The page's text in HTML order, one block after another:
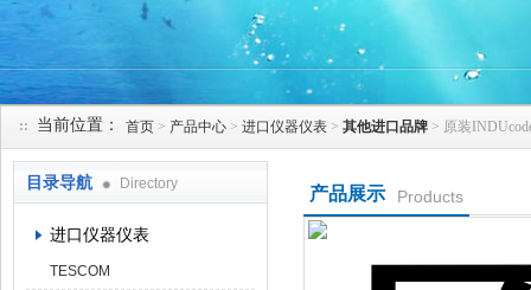
当前位置： 首页 > 产品中心 > 进口仪器仪表 > 其他进口品牌 > 原装
目录导航 Directory
进口仪器仪表
TESCOM
产品展示 Products